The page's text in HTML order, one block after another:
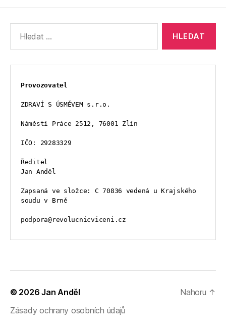
vyhledávání:
Provozovatel
ZDRAVÍ S ÚSMĚVEM s.r.o.
Náměstí Práce 2512, 76001 Zlín
IČO: 29283329
Ředitel
Jan Anděl
Zapsaná ve složce: C 70836 vedená u Krajského
soudu v Brně
podpora@revolucnicviceni.cz
© 2026Jan Anděl
Zásady ochrany osobních údajů
Nahoru ↑